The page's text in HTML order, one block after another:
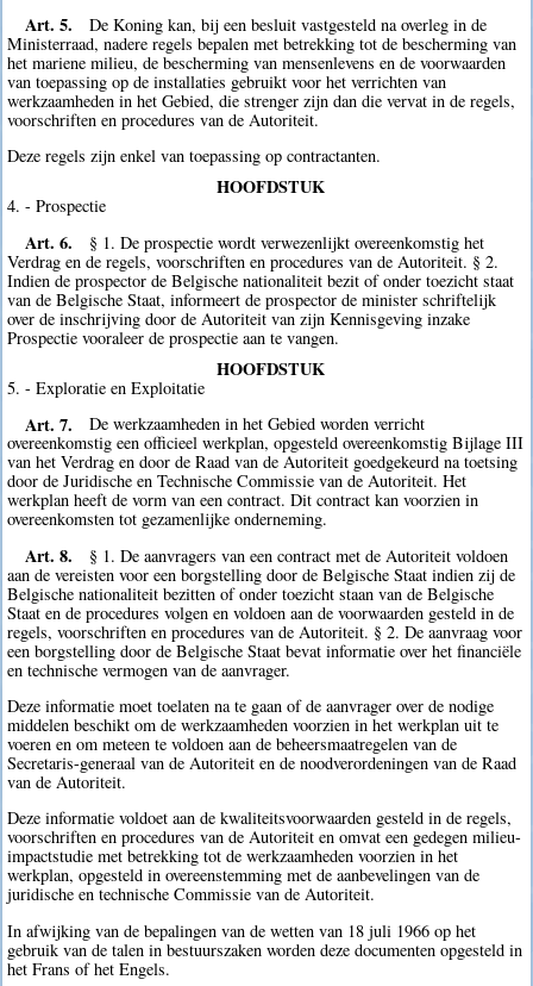
Art. 5.
De Koning kan, bij een besluit vastgesteld na overleg in de
Ministerraad, nadere regels bepalen met betrekking tot de bescherming van
het mariene milieu, de bescherming van mensenlevens en de voorwaarden
van toepassing op de installaties gebruikt voor het verrichten van
werkzaamheden in het Gebied, die strenger zijn dan die vervat in de regels,
voorschriften en procedures van de Autoriteit.
Deze regels zijn enkel van toepassing op contractanten.
HOOFDSTUK
4. - Prospectie
Art. 6.
§ 1. De prospectie wordt verwezenlijkt overeenkomstig het
Verdrag en de regels, voorschriften en procedures van de Autoriteit. § 2.
Indien de prospector de Belgische nationaliteit bezit of onder toezicht staat
van de Belgische Staat, informeert de prospector de minister schriftelijk
over de inschrijving door de Autoriteit van zijn Kennisgeving inzake
Prospectie vooraleer de prospectie aan te vangen.
HOOFDSTUK
5. - Exploratie en Exploitatie
Art. 7.
De werkzaamheden in het Gebied worden verricht
overeenkomstig een officieel werkplan, opgesteld overeenkomstig Bijlage III
van het Verdrag en door de Raad van de Autoriteit goedgekeurd na toetsing
door de Juridische en Technische Commissie van de Autoriteit. Het
werkplan heeft de vorm van een contract. Dit contract kan voorzien in
overeenkomsten tot gezamenlijke onderneming.
Art. 8.
§ 1. De aanvragers van een contract met de Autoriteit voldoen
aan de vereisten voor een borgstelling door de Belgische Staat indien zij de
Belgische nationaliteit bezitten of onder toezicht staan van de Belgische
Staat en de procedures volgen en voldoen aan de voorwaarden gesteld in de
regels, voorschriften en procedures van de Autoriteit. § 2. De aanvraag voor
een borgstelling door de Belgische Staat bevat informatie over het financiële
en technische vermogen van de aanvrager.
Deze informatie moet toelaten na te gaan of de aanvrager over de nodige
middelen beschikt om de werkzaamheden voorzien in het werkplan uit te
voeren en om meteen te voldoen aan de beheersmaatregelen van de
Secretaris-generaal van de Autoriteit en de noodverordeningen van de Raad
van de Autoriteit.
Deze informatie voldoet aan de kwaliteitsvoorwaarden gesteld in de regels,
voorschriften en procedures van de Autoriteit en omvat een gedegen milieu-
impactstudie met betrekking tot de werkzaamheden voorzien in het
werkplan, opgesteld in overeenstemming met de aanbevelingen van de
juridische en technische Commissie van de Autoriteit.
In afwijking van de bepalingen van de wetten van 18 juli 1966 op het
gebruik van de talen in bestuurszaken worden deze documenten opgesteld in
het Frans of het Engels.